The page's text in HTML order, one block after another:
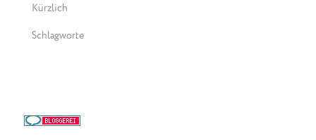
Kürzlich
Schlagworte